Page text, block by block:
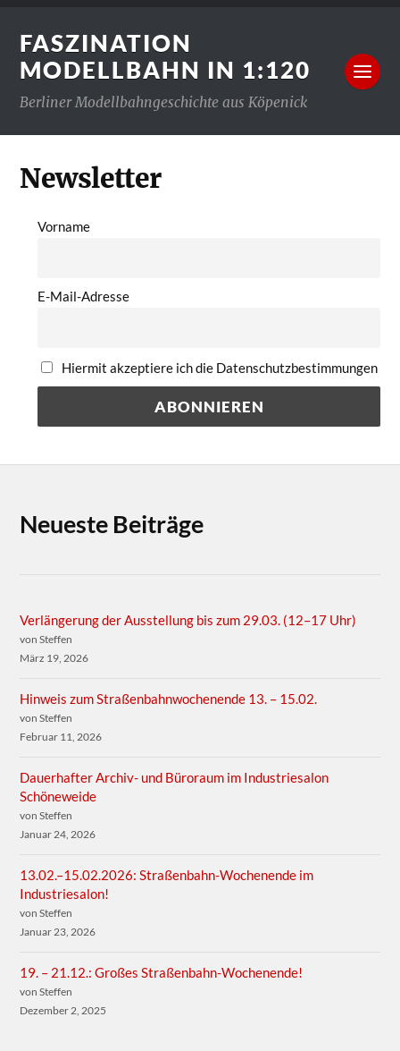
FASZINATION
MODELLBAHN IN 1:120
Berliner Modellbahngeschichte aus Köpenick
Newsletter
Vorname
E-Mail-Adresse
Hiermit akzeptiere ich die Datenschutzbestimmungen
Neueste Beiträge
Verlängerung der Ausstellung bis zum 29.03. (12–17 Uhr)
von Steffen
März 19, 2026
Hinweis zum Straßenbahnwochenende 13. – 15.02.
von Steffen
Februar 11, 2026
Dauerhafter Archiv- und Büroraum im Industriesalon
Schöneweide
von Steffen
Januar 24, 2026
13.02.–15.02.2026: Straßenbahn-Wochenende im
Industriesalon!
von Steffen
Januar 23, 2026
19. – 21.12.: Großes Straßenbahn-Wochenende!
von Steffen
Dezember 2, 2025